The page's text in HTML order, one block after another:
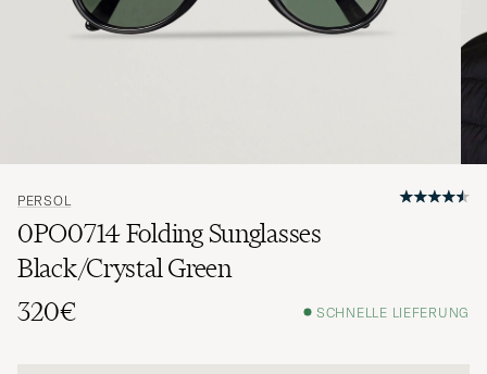
PERSOL
0PO0714 Folding Sunglasses
Black/Crystal Green
320€
SCHNELLE LIEFERUNG